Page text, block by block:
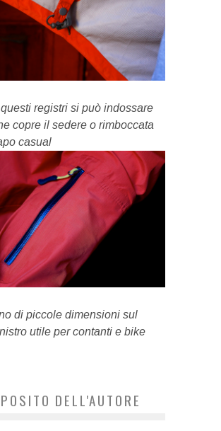
registri si può indossare
copre il sedere o rimboccata
casual
di piccole dimensioni sul
utile per contanti e bike
DELL'AUTORE